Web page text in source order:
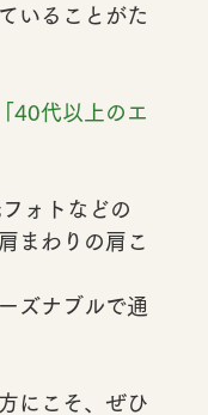
いることがた
40代以上のエ
ォトなどの
まわりの 肩こ
ズナブルで通
にこそ、ぜひ